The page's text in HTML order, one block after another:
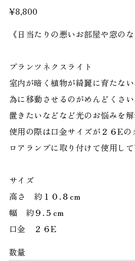
¥8,800
《日当たりの悪いお部屋や窓の
プランツネクスライト
室内が暗く植物が綺麗に育たな
為に移動させるのがめんどくさ
置きたいなどなど光のお悩みを解
使用の際は口金サイズが２６Eの
ロアランプに取り付けて使用して
サイズ
高さ 約１０.８cm
幅 約９.５cm
口金 ２６E
数量